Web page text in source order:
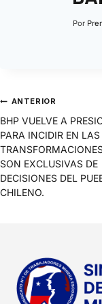
Por
ANTERIOR
BHP VUELVE A
PARA INCIDIR EN LAS
SON EXCLUSIVAS DE
DECISIONES DEL
CHILENO.